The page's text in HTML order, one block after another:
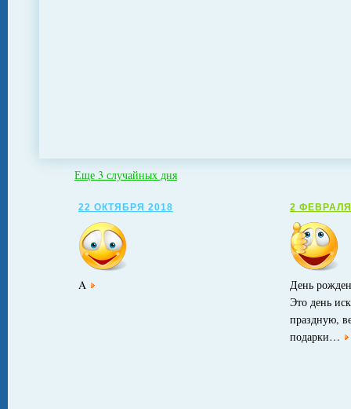
Еще 3 случайных дня
22 ОКТЯБРЯ 2018
A
2 ФЕВРАЛЯ
День
Это день
праздную,
подарки…